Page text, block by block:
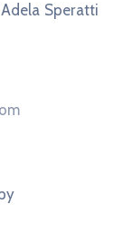
Speratti